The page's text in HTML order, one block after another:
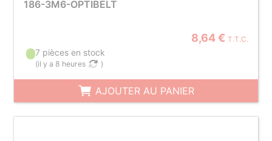
186-3M6-OPTIBELT
8,64 € T.T.C.
7 pièces en stock
(il y a 8 heures )
AJOUTER AU PANIER